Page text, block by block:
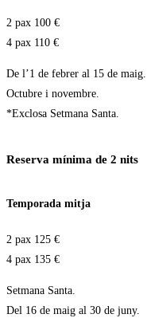
2 pax 100 €
4 pax 110 €
De l’1 de febrer al 15 de maig.
Octubre i novembre.
*Exclosa Setmana Santa.
Reserva mínima de 2 nits
Temporada mitja
2 pax 125 €
4 pax 135 €
Setmana Santa.
Del 16 de maig al 30 de juny.